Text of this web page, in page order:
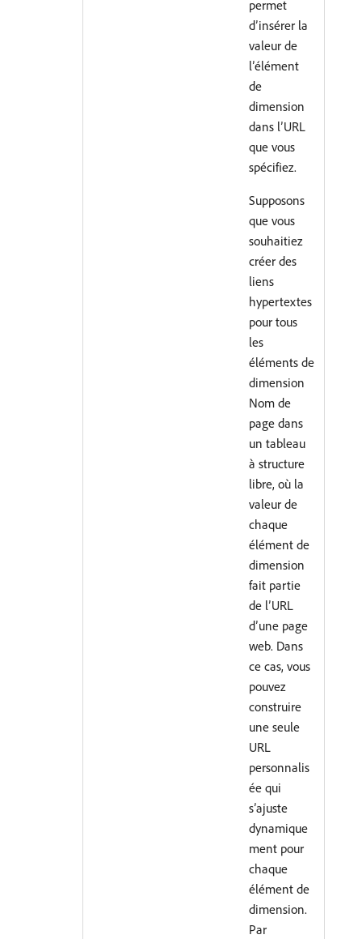
permet
d’insérer la
valeur de
l’élément
de
dimension
dans l’URL
que vous
spécifiez.
Supposons
que vous
souhaitiez
créer des
liens
hypertextes
pour tous
les
éléments de
dimension
Nom de
page dans
un tableau
à structure
libre, où la
valeur de
chaque
élément de
dimension
fait partie
de l’URL
d’une page
web. Dans
ce cas, vous
pouvez
construire
une seule
URL
personnalis
ée qui
s’ajuste
dynamique
ment pour
chaque
élément de
dimension.
Par